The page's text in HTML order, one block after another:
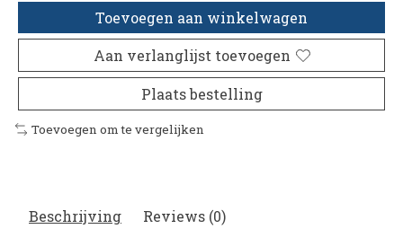
Toevoegen aan winkelwagen
Aan verlanglijst toevoegen
Plaats bestelling
Toevoegen om te vergelijken
Beschrijving Reviews (0)